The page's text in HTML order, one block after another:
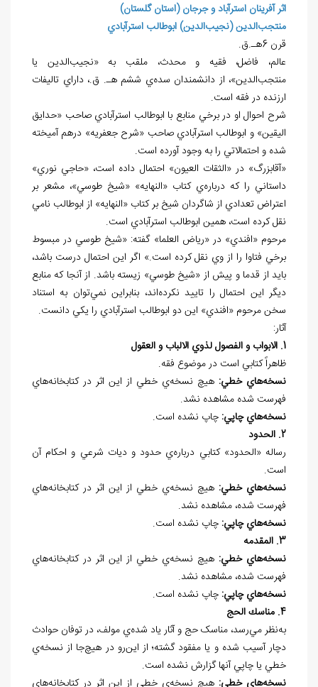
اثر آفرينان استرآباد و جرجان (استان گلستان)
منتجبالدين (نجيبالدين) ابوطالب استرآبادي
قرن 6هـ.ق.
عالم، فاضل، فقيه و محدث، ملقب به «نجيبالدين يا
منتجبالدين»، از دانشمندان سدهي ششم هـ. ق.، داراي تاليفات
ارزنده در فقه است.
شرح احوال او در برخي منابع با ابوطالب استرآبادي صاحب «حدايق
اليقين» و ابوطالب استرآبادي صاحب «شرح جعفريه» درهم آميخته
شده و احتمالاتي را به وجود آورده است.
«آقابزرگ» در «الثقات العيون» احتمال داده است، «حاجي نوري»
داستاني را كه درباره‌ي كتاب «النهايه» «شيخ طوسي»، مشعر بر
اعتراض تعدادي از شاگردان شيخ بر كتاب «النهايه» از ابوطالب نامي
نقل كرده است، همين ابوطالب استرآبادي است.
مرحوم «افندي» در «رياض العلما» گفته: «شيخ طوسي در مبسوط
برخي فتاوا را از وي نقل كرده است.» اگر اين احتمال درست باشد،
بايد از قدما و پيش از «شيخ طوسي» زيسته باشد. از آنجا كه منابع
ديگر اين احتمال را تاييد نكردهاند، بنابراين نميتوان به استناد
سخن مرحوم «افندي» اين دو ابوطالب استرآبادي را يكي دانست.
آثار:
1. الابواب و الفصول لذوي الالباب و العقول
ظاهراً كتابي است در موضوع فقه.
نسخههاي خطي: هيچ نسخهي خطي از اين اثر در كتابخانههاي
فهرست شده مشاهده نشد.
نسخههاي چاپي: چاپ نشده است.
2. الحدود
رساله «الحدود» كتابي درباره‌ي حدود و ديات شرعي و احكام آن
است.
نسخههاي خطي: هيچ نسخهي خطي از اين اثر در كتابخانههاي
فهرست شده، مشاهده نشد.
نسخههاي چاپي: چاپ نشده است.
3. المقدمه
نسخههاي خطي: هيچ نسخهي خطي از اين اثر در كتابخانههاي
فهرست شده، مشاهده نشد.
نسخههاي چاپي: چاپ نشده است.
4. مناسك الحج
به‌نظر ميرسد، مناسک حج و آثار ياد شده‌ي مولف، در توفان حوادث
دچار آسيب شده و يا مفقود گشته؛ از اينرو در هيچجا از نسخهي
خطي يا چاپي آنها گزارش نشده است.